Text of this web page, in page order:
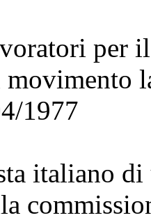
per
1977
italiano